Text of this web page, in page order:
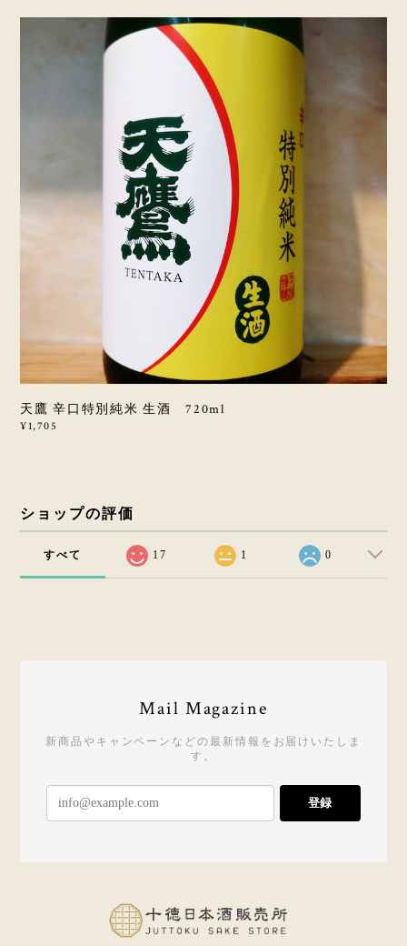
天鷹 辛口特別純米 生酒 720ml
¥1,705
ショップの評価
すべて 17 1 0
Mail Magazine
新商品やキャンペーンなどの最新情報をお届けいたしま
す。
登録